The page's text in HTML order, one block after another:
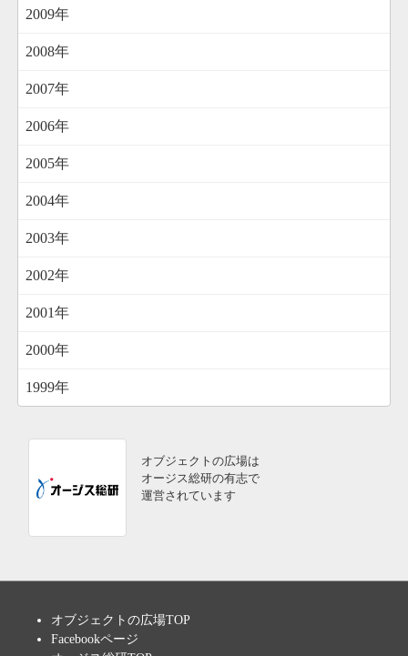
2009年
2008年
2007年
2006年
2005年
2004年
2003年
2002年
2001年
2000年
1999年
オブジェクトの広場は
オージス総研の有志で
運営されています
オブジェクトの広場TOP
Facebookページ